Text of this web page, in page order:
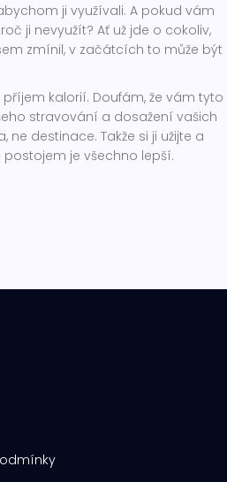
ji využívali. A pokud vám
ji nevyužít? Ať už jde o cokoliv,
zmínil, v začátcích to může být
kalorií. Doufám, že vám tyto
stravování a dosažení vašich
ne destinace. Takže si ji užijte a
je všechno lepší.